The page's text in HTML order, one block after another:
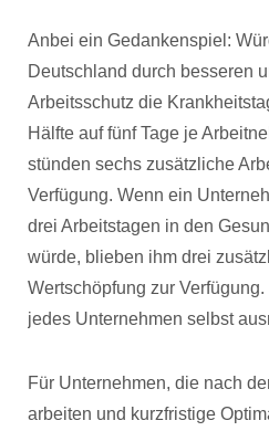
Anbei ein Gedankenspiel:
Deutschland durch besseren
Arbeitsschutz die
Hälfte auf fünf Tage je
stünden sechs zusätzliche
Verfügung. Wenn ein
drei Arbeitstagen in den
würde, blieben ihm drei
Wertschöpfung zur
jedes Unternehmen selbst
Für Unternehmen, die nach
arbeiten und kurzfristige